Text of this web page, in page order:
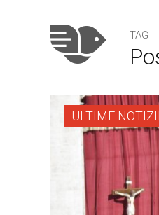
TAG
ULTIME